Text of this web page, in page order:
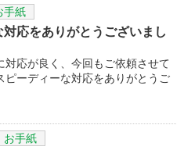
手紙
応をありがとうございまし
応が良く、今回もご依頼させて
ピーディーな対応をありがとうご
お手紙